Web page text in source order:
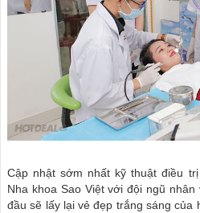
Cập nhật sớm nhất kỹ thuật điều
Nha khoa Sao Việt với đội ngũ
đầu sẽ lấy lại vẻ đẹp trắng sáng của